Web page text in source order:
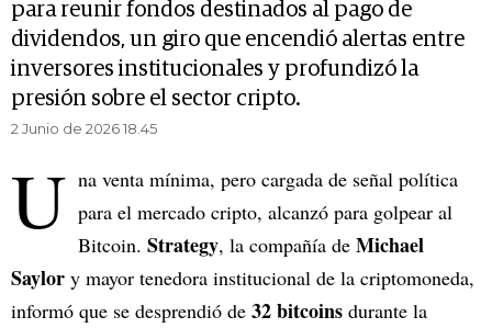
para reunir fondos destinados al pago de
dividendos, un giro que encendió alertas entre
inversores institucionales y profundizó la
presión sobre el sector cripto.
2 Junio de 2026 18.45
U na venta mínima, pero cargada de señal política
para el mercado cripto, alcanzó para golpear al
Bitcoin. Strategy, la compañía de Michael
Saylor y mayor tenedora institucional de la criptomoneda,
informó que se desprendió de 32 bitcoins durante la